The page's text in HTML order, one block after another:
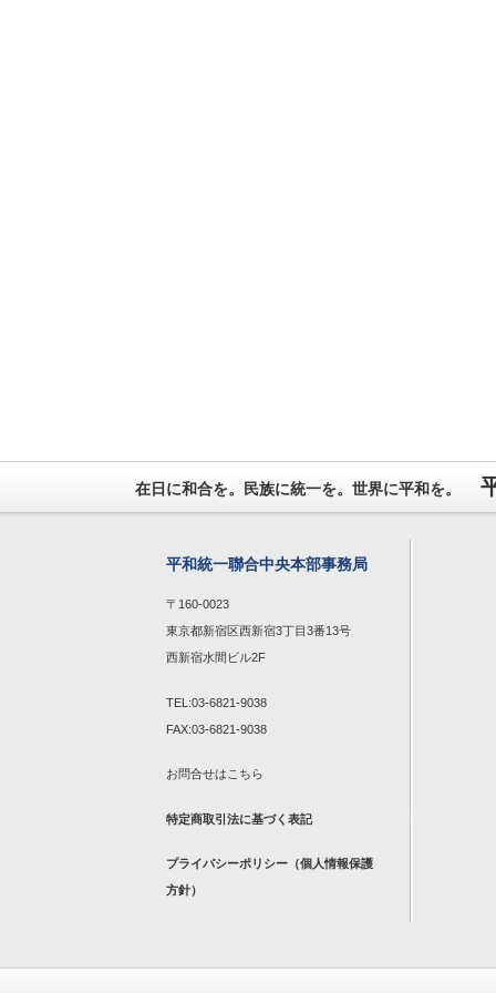
在日に和合を。民族に統一を。世界に平和を。
平和統一聯合中央本部事務局
〒160-0023
東京都新宿区西新宿3丁目3番13号
西新宿水間ビル2F
TEL:03-6821-9038
FAX:03-6821-9038
お問合せは こちら
特定商取引法に基づく表記
プライバシーポリシー（個人情報保護
方針）